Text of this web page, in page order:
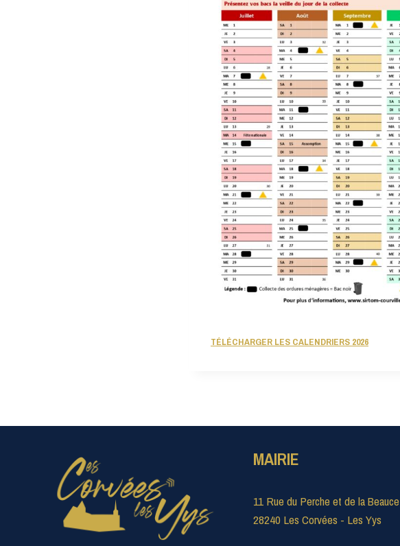
TÉLÉCHARGER LES CALENDRIERS 2026
MAIRIE
11 Rue du Perche et de la Beauce
28240 Les Corvées - Les Yys